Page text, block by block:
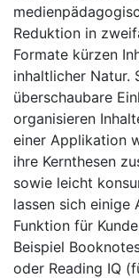
Reduktion in
Formate kürzen
inhaltlicher Natur.
überschaubare
organisieren
einer Applikation
ihre Kernthesen
sowie leicht
lassen sich einige
Funktion für
Beispiel
oder Reading IQ